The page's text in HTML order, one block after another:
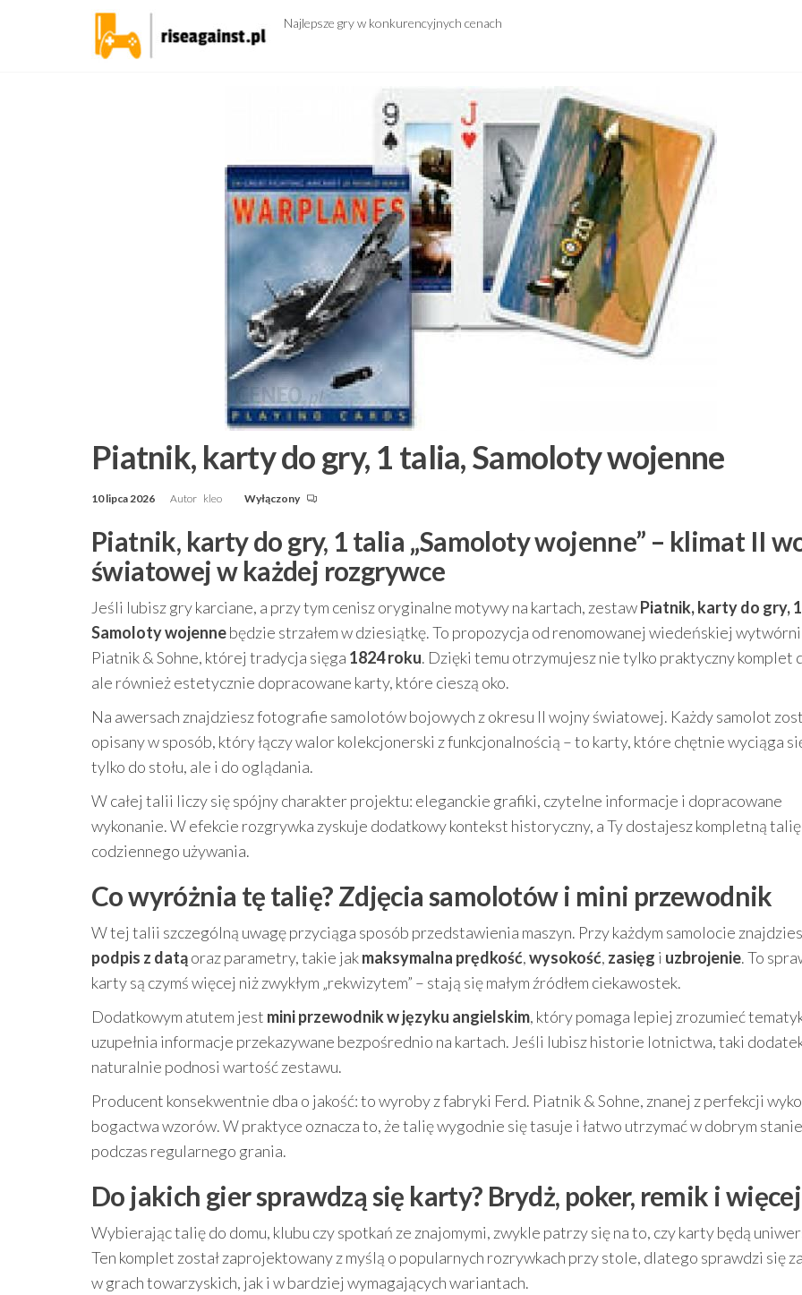
Najlepsze gry w konkurencyjnych cenach
Piatnik, karty do gry, 1 talia, Samoloty wojenne
10 lipca 2026 Autor kleo Wyłączony
Piatnik, karty do gry, 1 talia „Samoloty wojenne” – klimat II
światowej w każdej rozgrywce
Jeśli lubisz gry karciane, a przy tym cenisz oryginalne motywy na kartach, zestawPiatnik, karty do gry,
Samoloty wojennebędzie strzałem w dziesiątkę. To propozycja od renomowanej wiedeńskiej
Piatnik & Sohne, której tradycja sięga 1824 roku. Dzięki temu otrzymujesz nie tylko praktyczny komplet
ale również estetycznie dopracowane karty, które cieszą oko.
Na awersach znajdziesz fotografie samolotów bojowych z okresu II wojny światowej. Każdy samolot
opisany w sposób, który łączy walor kolekcjonerski z funkcjonalnością – to karty, które chętnie wyciąga
tylko do stołu, ale i do oglądania.
W całej talii liczy się spójny charakter projektu: eleganckie grafiki, czytelne informacje i dopracowane
wykonanie. W efekcie rozgrywka zyskuje dodatkowy kontekst historyczny, a Ty dostajesz kompletną
codziennego używania.
Co wyróżnia tę talię? Zdjęcia samolotów i mini przewodnik
W tej talii szczególną uwagę przyciąga sposób przedstawienia maszyn. Przy każdym samolocie
podpis z datąoraz parametry, takie jakmaksymalna prędkość,wysokość, zasięg i uzbrojenie. To
karty są czymś więcej niż zwykłym „rekwizytem” – stają się małym źródłem ciekawostek.
Dodatkowym atutem jest mini przewodnik w języku angielskim, który pomaga lepiej zrozumieć
uzupełnia informacje przekazywane bezpośrednio na kartach. Jeśli lubisz historie lotnictwa, taki
naturalnie podnosi wartość zestawu.
Producent konsekwentnie dba o jakość: to wyroby z fabryki Ferd. Piatnik & Sohne, znanej z perfekcji
bogactwa wzorów. W praktyce oznacza to, że talię wygodnie się tasuje i łatwo utrzymać w dobrym stanie
podczas regularnego grania.
Do jakich gier sprawdzą się karty? Brydż, poker, remik i więcej
Wybierając talię do domu, klubu czy spotkań ze znajomymi, zwykle patrzy się na to, czy karty będą
Ten komplet został zaprojektowany z myślą o popularnych rozrywkach przy stole, dlatego sprawdzi się
w grach towarzyskich, jak i w bardziej wymagających wariantach.